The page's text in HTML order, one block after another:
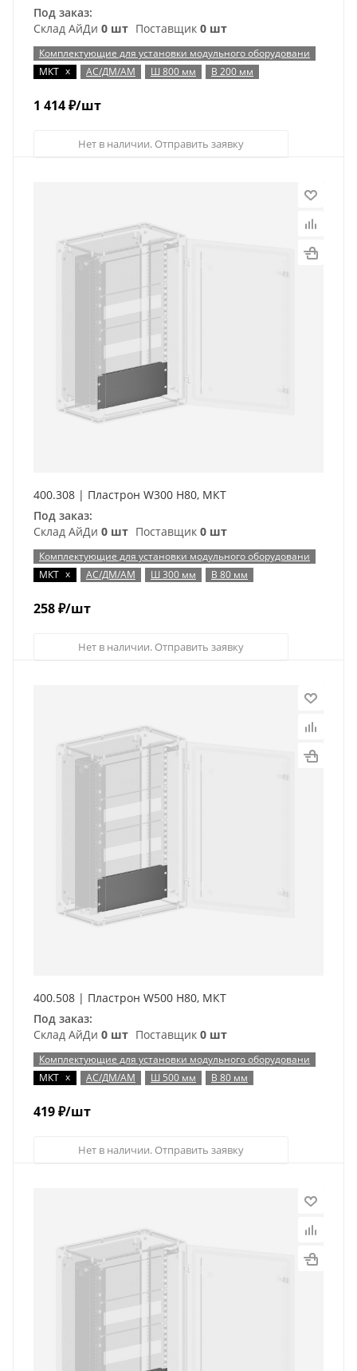
Под заказ:
Склад АйДи 0 шт Поставщик 0 шт
Комплектующие для установки модульного оборудовани
МКТ x АС/ДМ/АМ Ш 800 мм В 200 мм
1 414₽/шт
Нет в наличии. Отправить заявку
400.308 | Пластрон W300 H80, МКТ
Под заказ:
Склад АйДи 0 шт Поставщик 0 шт
Комплектующие для установки модульного оборудовани
МКТ x АС/ДМ/АМ Ш 300 мм В 80 мм
258₽/шт
Нет в наличии. Отправить заявку
400.508 | Пластрон W500 H80, МКТ
Под заказ:
Склад АйДи 0 шт Поставщик 0 шт
Комплектующие для установки модульного оборудовани
МКТ x АС/ДМ/АМ Ш 500 мм В 80 мм
419₽/шт
Нет в наличии. Отправить заявку